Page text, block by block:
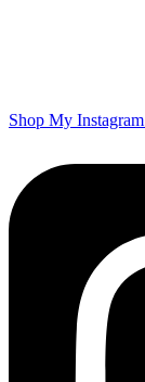
Shop My Instagram